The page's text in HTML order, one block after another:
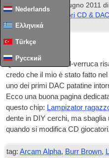
Nederlands
Ελληνικά
Türkçe
Русский
Pubblicato 9 giugno 2011
Lettori CD & DAC
February2024
Back-terra
Questo vecchio Stal-verruca
credo che il mio è stato fatto
uno dei primi DAC patatine
Ecco una buona pagina
questo chip: Lampizator
dente in DIY cerchi, ma sbaglia
quando si modificaCD
tag: Arcam Alpha, Burr Brown,